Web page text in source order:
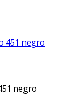
negro